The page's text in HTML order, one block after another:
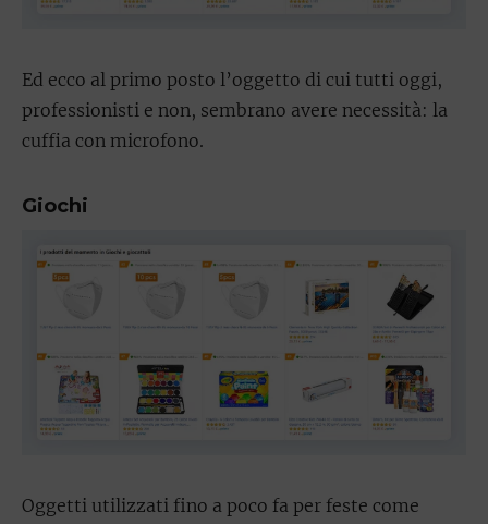
Ed ecco al primo posto l’oggetto di cui tutti oggi,
professionisti e non, sembrano avere necessità: la
cuffia con microfono.
Giochi
Oggetti utilizzati fino a poco fa per feste come